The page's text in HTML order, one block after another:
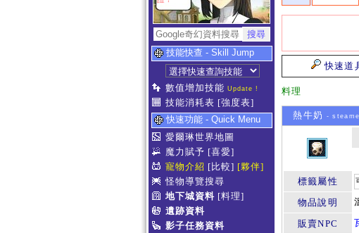
技能快查 - Skill Jump
數值增加技能 Update !
技能消耗表 [強度表]
快速功能 - Quick Menu
愛爾琳世界地圖
魔力賦予 [喜愛]
寵物介紹 [比較] [夥伴]
怪物導覽搜尋
地下城資料 [料理]
遺跡資料
影子任務資料
快速道
料理
熱牛奶 -
標籤屬性
物品說明
販賣NPC